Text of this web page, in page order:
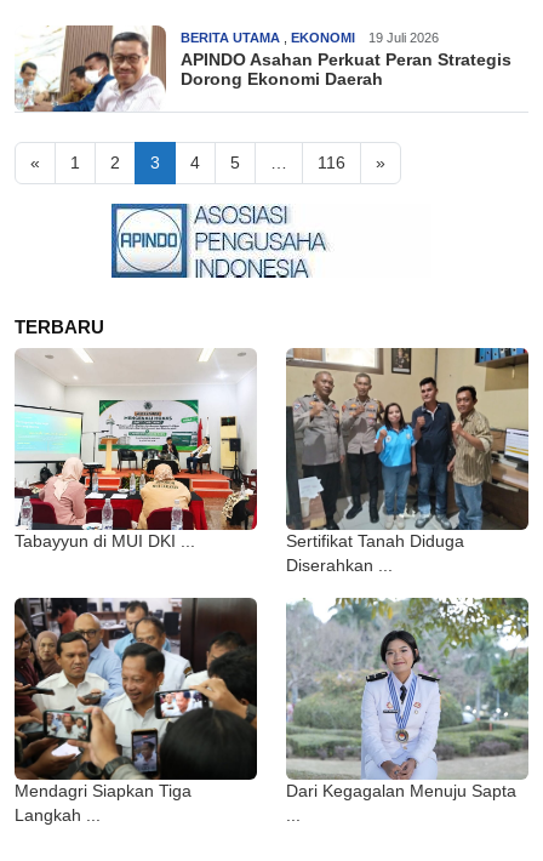
BERITA UTAMA EKONOMI 19 Juli 2026
APINDO Asahan Perkuat Peran Strategis
Dorong Ekonomi Daerah
Posts
navigation
« 1 2 3 4 5 116 »
TERBARU
Tabayyun di MUI DKI ...
Sertifikat Tanah Diduga
Diserahkan ...
Mendagri Siapkan Tiga
Langkah ...
Dari Kegagalan Menuju Sapta